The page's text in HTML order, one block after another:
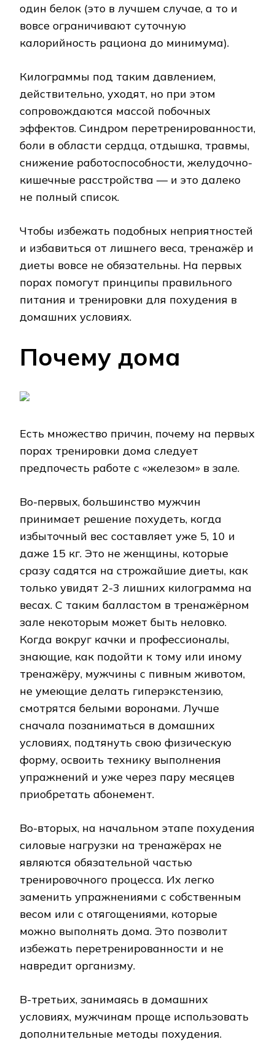
один белок (это в лучшем случае, а то и
вовсе ограничивают суточную
калорийность рациона до минимума).
Килограммы под таким давлением,
действительно, уходят, но при этом
сопровождаются массой побочных
эффектов. Синдром перетренированности,
боли в области сердца, отдышка, травмы,
снижение работоспособности, желудочно-
кишечные расстройства — и это далеко
не полный список.
Чтобы избежать подобных неприятностей
и избавиться от лишнего веса, тренажёр и
диеты вовсе не обязательны. На первых
порах помогут принципы правильного
питания и тренировки для похудения в
домашних условиях.
Почему дома
Есть множество причин, почему на первых
порах тренировки дома следует
предпочесть работе с «железом» в зале.
Во-первых, большинство мужчин
принимает решение похудеть, когда
избыточный вес составляет уже 5, 10 и
даже 15 кг. Это не женщины, которые
сразу садятся на строжайшие диеты, как
только увидят 2-3 лишних килограмма на
весах. С таким балластом в тренажёрном
зале некоторым может быть неловко.
Когда вокруг качки и профессионалы,
знающие, как подойти к тому или иному
тренажёру, мужчины с пивным животом,
не умеющие делать гиперэкстензию,
смотрятся белыми воронами. Лучше
сначала позаниматься в домашних
условиях, подтянуть свою физическую
форму, освоить технику выполнения
упражнений и уже через пару месяцев
приобретать абонемент.
Во-вторых, на начальном этапе похудения
силовые нагрузки на тренажёрах не
являются обязательной частью
тренировочного процесса. Их легко
заменить упражнениями с собственным
весом или с отягощениями, которые
можно выполнять дома. Это позволит
избежать перетренированности и не
навредит организму.
В-третьих, занимаясь в домашних
условиях, мужчинам проще использовать
дополнительные методы похудения.